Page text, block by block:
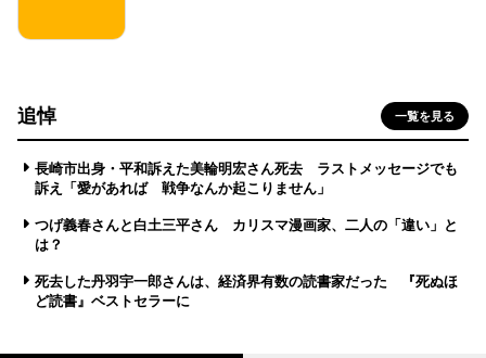
追悼 一覧を見る
長崎市出身・平和訴えた美輪明宏さん死去 ラストメッセージでも
訴え「愛があれば 戦争なんか起こりません」
つげ義春さんと白土三平さん カリスマ漫画家、二人の「違い」と
は？
死去した丹羽宇一郎さんは、経済界有数の読書家だった 『死ぬほ
ど読書』ベストセラーに